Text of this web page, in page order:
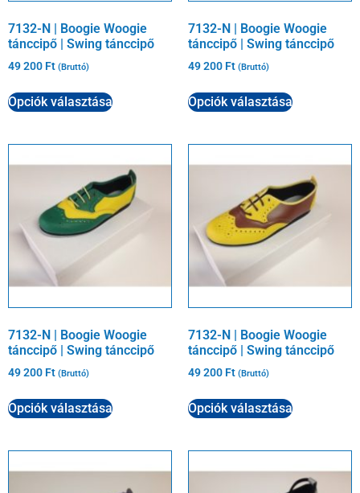
7132-N | Boogie Woogie
tánccipő | Swing tánccipő
49 200 Ft (Bruttó)
Opciók választása
7132-N | Boogie Woogie
tánccipő | Swing tánccipő
49 200 Ft (Bruttó)
Opciók választása
7132-N | Boogie Woogie
tánccipő | Swing tánccipő
49 200 Ft (Bruttó)
Opciók választása
7132-N | Boogie Woogie
tánccipő | Swing tánccipő
49 200 Ft (Bruttó)
Opciók választása